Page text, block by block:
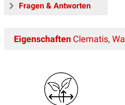
Fragen & Antworten
Eigenschaften Clematis,